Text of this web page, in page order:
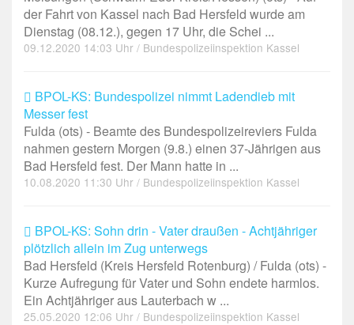
der Fahrt von Kassel nach Bad Hersfeld wurde am
Dienstag (08.12.), gegen 17 Uhr, die Schei ...
09.12.2020 14:03 Uhr / Bundespolizeiinspektion Kassel
BPOL-KS: Bundespolizei nimmt Ladendieb mit
Messer fest
Fulda (ots) - Beamte des Bundespolizeireviers Fulda
nahmen gestern Morgen (9.8.) einen 37-Jährigen aus
Bad Hersfeld fest. Der Mann hatte in ...
10.08.2020 11:30 Uhr / Bundespolizeiinspektion Kassel
BPOL-KS: Sohn drin - Vater draußen - Achtjähriger
plötzlich allein im Zug unterwegs
Bad Hersfeld (Kreis Hersfeld Rotenburg) / Fulda (ots) -
Kurze Aufregung für Vater und Sohn endete harmlos.
Ein Achtjähriger aus Lauterbach w ...
25.05.2020 12:06 Uhr / Bundespolizeiinspektion Kassel